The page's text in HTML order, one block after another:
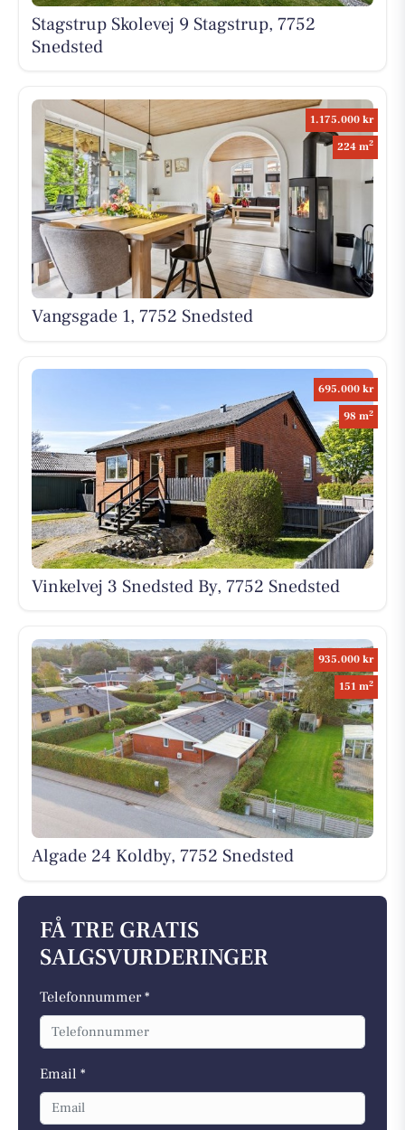
Stagstrup Skolevej 9 Stagstrup, 7752
Snedsted
1.175.000 kr
224 m2
Vangsgade 1, 7752 Snedsted
695.000 kr
98 m2
Vinkelvej 3 Snedsted By, 7752 Snedsted
935.000 kr
151 m2
Algade 24 Koldby, 7752 Snedsted
FÅ TRE GRATIS
SALGSVURDERINGER
Telefonnummer *
Email *